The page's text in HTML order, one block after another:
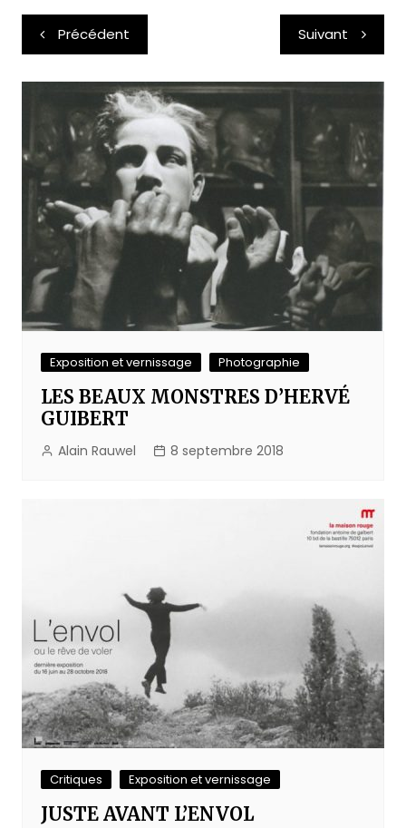
Navigation
de
l’article
Précédent Suivant
Exposition et vernissage Photographie
LES BEAUX MONSTRES D’HERVÉ
GUIBERT
Alain Rauwel 8 septembre 2018
Critiques Exposition et vernissage
JUSTE AVANT L’ENVOL